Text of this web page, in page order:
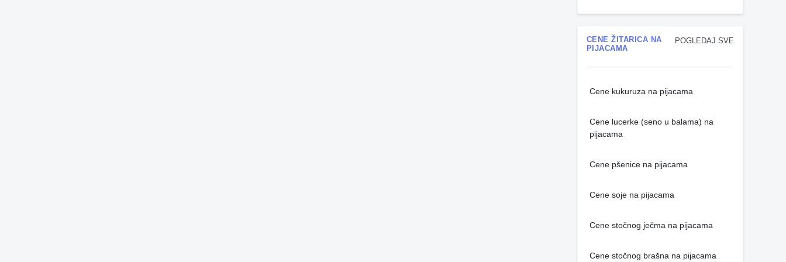
POGLEDAJ SVE
CENE ŽITARICA NA
PIJACAMA
Cene kukuruza na pijacama
Cene lucerke (seno u balama) na
pijacama
Cene pšenice na pijacama
Cene soje na pijacama
Cene stočnog ječma na pijacama
Cene stočnog brašna na pijacama